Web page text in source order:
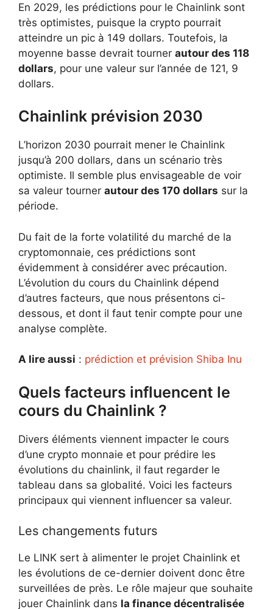
En 2029, les prédictions pour le Chainlink sont
très optimistes, puisque la crypto pourrait
atteindre un pic à 149 dollars. Toutefois, la
moyenne basse devrait tourner autour des 118
dollars, pour une valeur sur l’année de 121, 9
dollars.
Chainlink prévision 2030
L’horizon 2030 pourrait mener le Chainlink
jusqu’à 200 dollars, dans un scénario très
optimiste. Il semble plus envisageable de voir
sa valeur tourner autour des 170 dollars sur la
période.
Du fait de la forte volatilité du marché de la
cryptomonnaie, ces prédictions sont
évidemment à considérer avec précaution.
L’évolution du cours du Chainlink dépend
d’autres facteurs, que nous présentons ci-
dessous, et dont il faut tenir compte pour une
analyse complète.
A lire aussi : prédiction et prévision Shiba Inu
Quels facteurs influencent le
cours du Chainlink ?
Divers éléments viennent impacter le cours
d’une crypto monnaie et pour prédire les
évolutions du chainlink, il faut regarder le
tableau dans sa globalité. Voici les facteurs
principaux qui viennent influencer sa valeur.
Les changements futurs
Le LINK sert à alimenter le projet Chainlink et
les évolutions de ce-dernier doivent donc être
surveillées de près. Le rôle majeur que souhaite
jouer Chainlink dans la finance décentralisée